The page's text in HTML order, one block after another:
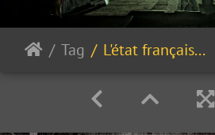
Tag L'état français...